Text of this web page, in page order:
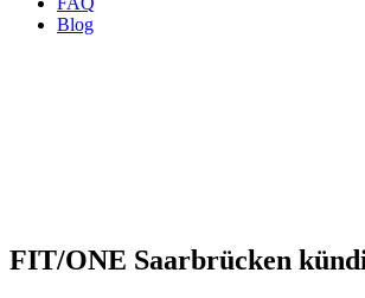
Blog
FIT/ONE Saarbrücken